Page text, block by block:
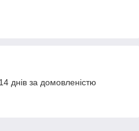
днів за домовленістю